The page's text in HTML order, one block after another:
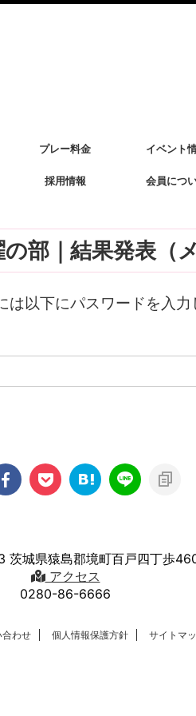
プレー料金 イベント
採用情報 会員につ
部｜結果発表（
以下にパスワードを入力
茨城県猿島郡境町百戸四丁歩
アクセス
0280-86-6666
合わせ 個人情報保護方針 サイトマ